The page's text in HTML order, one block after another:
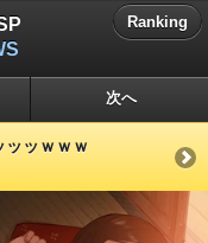
Ranking
次へ
ッッｗｗｗ